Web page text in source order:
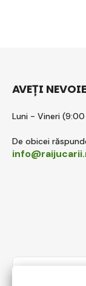
AVEȚI
Luni - Vineri
De obicei